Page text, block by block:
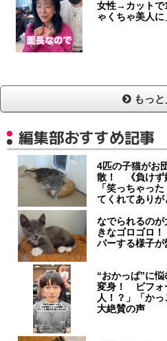
女性→カットで
ゃくちゃ美人に
もっ
編集部おすすめ記事
4匹の子猫がお
散！ 《負けず
「笑っちゃっ
てくれてありが
なでられるの
きなゴロゴロ
パーする様子
“おかっぱ”に
変身！ ビフォ
人！？」「か
大絶賛の声